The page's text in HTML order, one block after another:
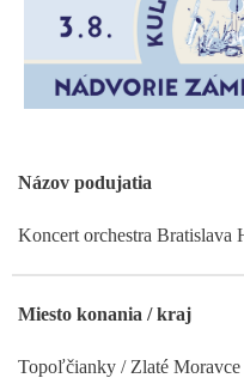
Názov podujatia
Koncert orchestra Bratislava
Miesto konania / kraj
Topoľčianky / Zlaté Moravce